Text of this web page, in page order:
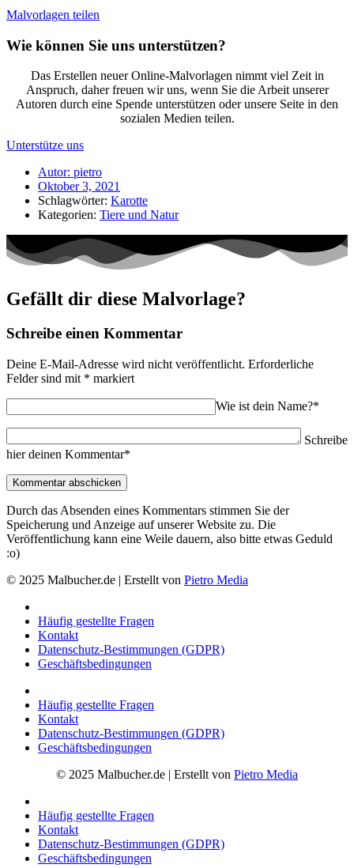
Malvorlagen teilen
Wie können Sie uns unterstützen?
Das Erstellen neuer Online-Malvorlagen nimmt viel Zeit in
Anspruch, daher freuen wir uns, wenn Sie die Arbeit unserer
Autoren durch eine Spende unterstützen oder unsere Seite in den
sozialen Medien teilen.
Unterstütze uns
Autor: pietro
Oktober 3, 2021
Schlagwörter: Karotte
Kategorien: Tiere und Natur
Gefällt dir diese Malvorlage?
Schreibe einen Kommentar
Deine E-Mail-Adresse wird nicht veröffentlicht. Erforderliche
Felder sind mit * markiert
Wie ist dein Name?*
Schreibe
hier deinen Kommentar*
Durch das Absenden eines Kommentars stimmen Sie der
Speicherung und Anzeige auf unserer Website zu. Die
Veröffentlichung kann eine Weile dauern, also bitte etwas Geduld
:o)
© 2025 Malbucher.de | Erstellt von Pietro Media
Häufig gestellte Fragen
Kontakt
Datenschutz-Bestimmungen (GDPR)
Geschäftsbedingungen
Häufig gestellte Fragen
Kontakt
Datenschutz-Bestimmungen (GDPR)
Geschäftsbedingungen
© 2025 Malbucher.de | Erstellt von Pietro Media
Häufig gestellte Fragen
Kontakt
Datenschutz-Bestimmungen (GDPR)
Geschäftsbedingungen